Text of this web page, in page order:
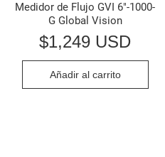
Medidor de Flujo GVI 6″-1000-
G Global Vision
$1,249 USD
Añadir al carrito